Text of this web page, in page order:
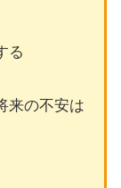
る
来の不安は